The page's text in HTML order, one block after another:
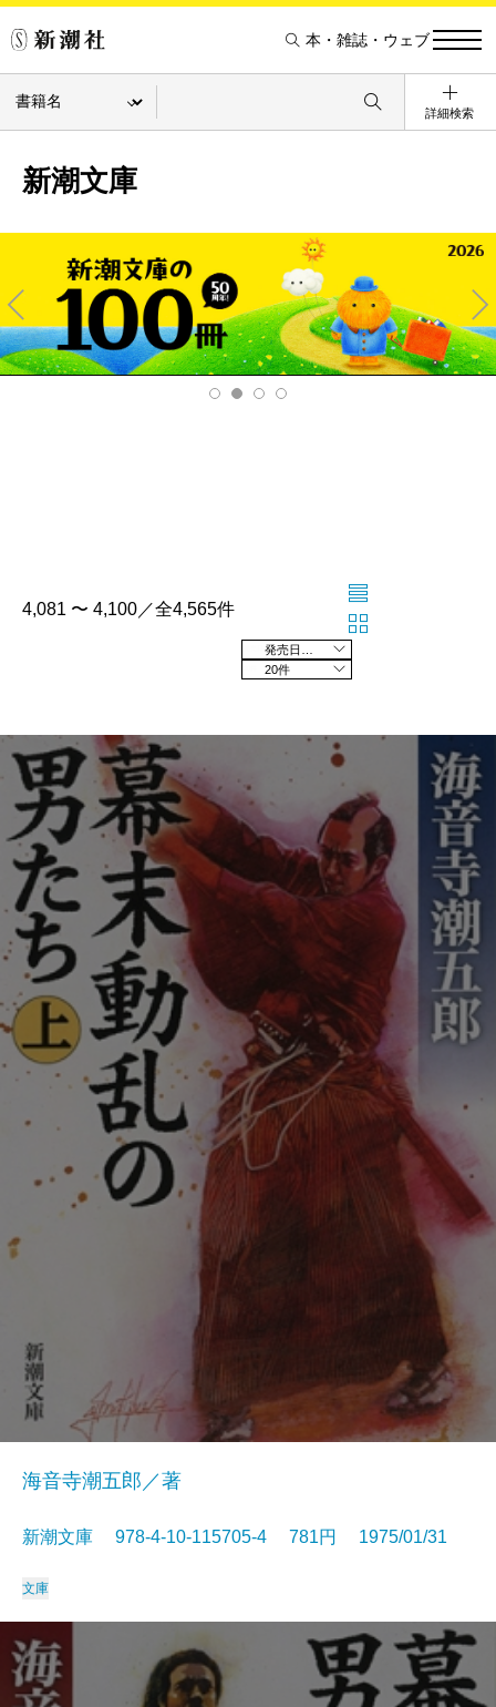
本・雑誌・ウェブ
詳細検索
新潮文庫
Pre
v
Ne
xt
4,081 〜 4,100／全4,565件
20件
海音寺潮五郎／著
新潮文庫 978-4-10-115705-4 781円 1975/01/31
文庫